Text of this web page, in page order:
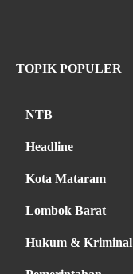
TOPIK POPULER
NTB
Headline
Kota Mataram
Lombok Barat
Hukum & Kriminal